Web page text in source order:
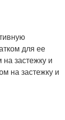
для ее
застежку и
на застежку и